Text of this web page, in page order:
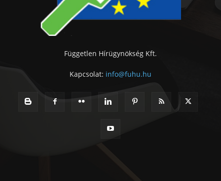
Független Hírügynökség Kft.
Kapcsolat: info@fuhu.hu